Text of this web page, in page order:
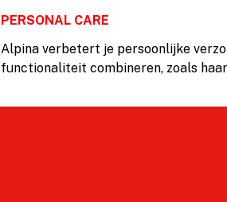
PERSONAL CARE
Alpina verbetert je persoonlijke
functionaliteit combineren, zoals